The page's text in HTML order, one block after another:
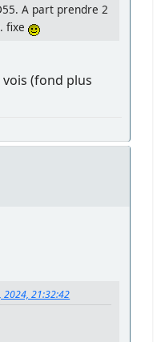
A part prendre 2
fixe
(fond plus
2024, 21:32:42